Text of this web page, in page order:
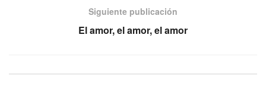
Siguiente publicación
El amor, el amor, el amor